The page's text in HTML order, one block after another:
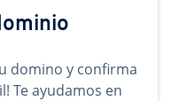
domino y confirma
Te ayudamos en